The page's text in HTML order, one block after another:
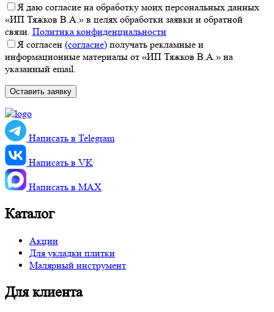
Я даю согласие на обработку моих персональных данных
«ИП Тяжков В.А.» в целях обработки заявки и обратной
связи. Политика конфиденциальности
Я согласен (согласие) получать рекламные и
информационные материалы от «ИП Тяжков В.А.» на
указанный email.
Написать в Telegram
Написать в VK
Написать в MАХ
Каталог
Акции
Для укладки плитки
Малярный инструмент
Для клиента